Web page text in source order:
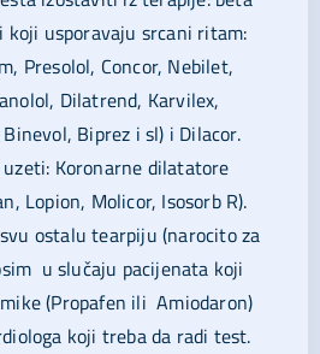
koji usporavaju srcani ritam:
Presolol, Concor, Nebilet,
Dilatrend, Karvilex,
Biprez i sl) i Dilacor.
Koronarne dilatatore
Lopion, Molicor, Isosorb R).
ostalu tearpiju (narocito za
u slučaju pacijenata koji
(Propafen ili Amiodaron)
koji treba da radi test.